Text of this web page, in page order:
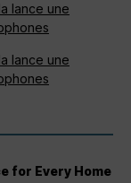
lance une
lance une
for Every Home